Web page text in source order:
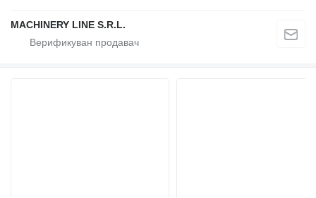
MACHINERY LINE S.R.L.